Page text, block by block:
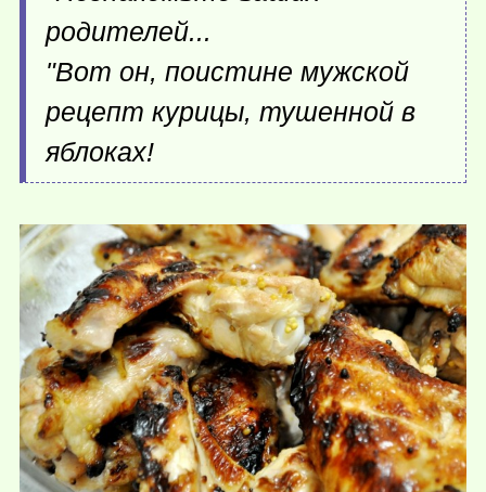
родителей...
"Вот он, поистине мужской
рецепт курицы, тушенной в
яблоках!